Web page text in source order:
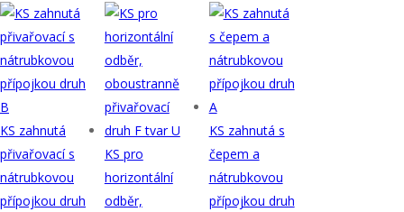
KS zahnutá
přivařovací s
nátrubkovou
přípojkou druh
KS pro
horizontální
odběr,
KS zahnutá s
čepem a
nátrubkovou
přípojkou druh